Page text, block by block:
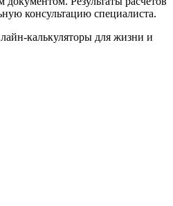
консультацию специалиста.
калькуляторы для жизни и